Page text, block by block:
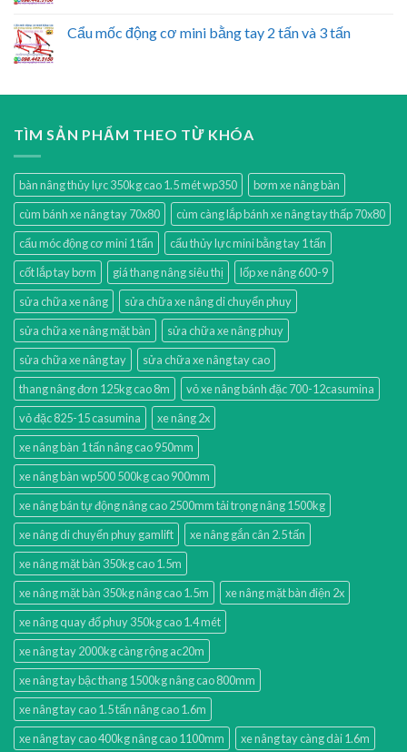
Cẩu mốc động cơ mini bằng tay 2 tấn và 3 tấn
TÌM SẢN PHẨM THEO TỪ KHÓA
bàn nâng thủy lực 350kg cao 1.5 mét wp350
bơm xe nâng bàn
cùm bánh xe nâng tay 70x80
cùm càng lắp bánh xe nâng tay thấp 70x80
cẩu móc động cơ mini 1 tấn
cẩu thủy lực mini bằng tay 1 tấn
cốt lắp tay bơm
giá thang nâng siêu thị
lốp xe nâng 600-9
sửa chữa xe nâng
sửa chữa xe nâng di chuyển phuy
sửa chữa xe nâng mặt bàn
sửa chữa xe nâng phuy
sửa chữa xe nâng tay
sửa chữa xe nâng tay cao
thang nâng đơn 125kg cao 8m
vỏ xe nâng bánh đặc 700-12casumina
vỏ đặc 825-15 casumina
xe nâng 2x
xe nâng bàn 1 tấn nâng cao 950mm
xe nâng bàn wp500 500kg cao 900mm
xe nâng bán tự động nâng cao 2500mm tải trọng nâng 1500kg
xe nâng di chuyển phuy gamlift
xe nâng gắn cân 2.5 tấn
xe nâng mặt bàn 350kg cao 1.5m
xe nâng mặt bàn 350kg nâng cao 1.5m
xe nâng mặt bàn điện 2x
xe nâng quay đổ phuy 350kg cao 1.4 mét
xe nâng tay 2000kg càng rộng ac20m
xe nâng tay bậc thang 1500kg nâng cao 800mm
xe nâng tay cao 1.5 tấn nâng cao 1.6m
xe nâng tay cao 400kg nâng cao 1100mm
xe nâng tay càng dài 1.6m